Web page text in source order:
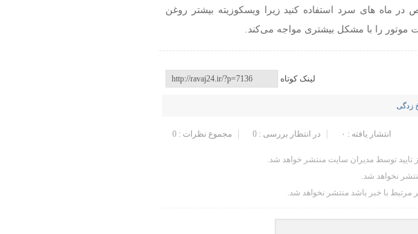
ماه های سرد استفاده کنید زیرا ویسکوزیته بیشتر روغن
را با مشکل بیشتری مواجه می‌کند.
لینک کوتاه
زدگی
مجموع نظرات : 0 در انتظار بررسی : 0 انتشار یافته : ۰
توسط مدیران سایت منتشر خواهد شد.
نخواهد شد.
مرتبط با خبر باشد منتشر نخواهد شد.